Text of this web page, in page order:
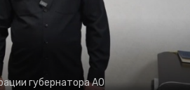
губернатора АО